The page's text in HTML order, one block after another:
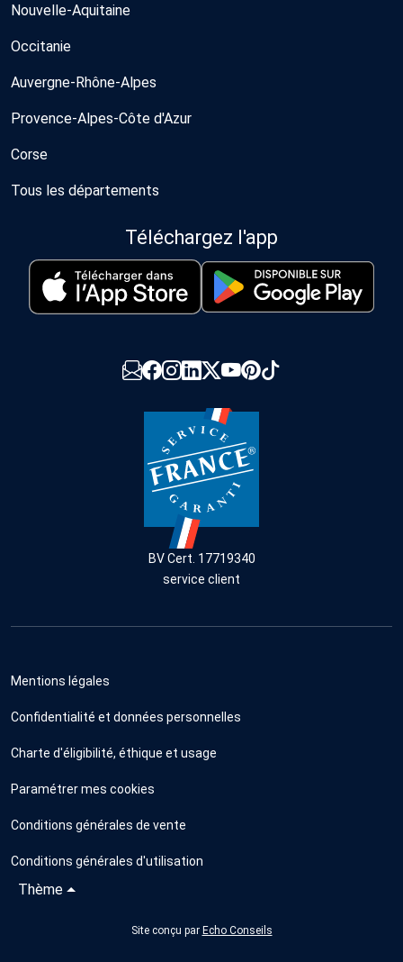
Nouvelle-Aquitaine
Occitanie
Auvergne-Rhône-Alpes
Provence-Alpes-Côte d'Azur
Corse
Tous les départements
Téléchargez l'app
BV Cert. 17719340
service client
Mentions légales
Confidentialité et données personnelles
Charte d'éligibilité, éthique et usage
Paramétrer mes cookies
Conditions générales de vente
Conditions générales d'utilisation
Thème
Site conçu par Echo Conseils